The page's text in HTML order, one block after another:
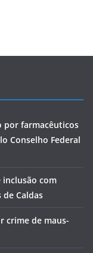
por farmacêuticos
Conselho Federal
inclusão com
de Caldas
crime de maus-